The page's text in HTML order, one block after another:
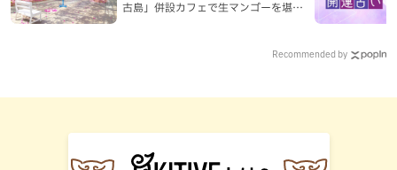
古島」併設カフェで生マンゴーを堪能
Recommended by